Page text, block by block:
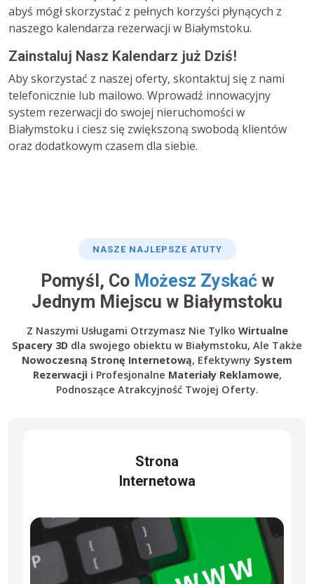
abyś mógł skorzystać z pełnych korzyści płynących z
naszego kalendarza rezerwacji w Białymstoku.
Zainstaluj Nasz Kalendarz już Dziś!
Aby skorzystać z naszej oferty, skontaktuj się z nami
telefonicznie lub mailowo. Wprowadź innowacyjny
system rezerwacji do swojej nieruchomości w
Białymstoku i ciesz się zwiększoną swobodą klientów
oraz dodatkowym czasem dla siebie.
NASZE NAJLEPSZE ATUTY
Pomyśl, Co Możesz Zyskaćw
Jednym Miejscu w Białymstoku
Z Naszymi Usługami Otrzymasz Nie Tylko Wirtualne
Spacery 3D dla swojego obiektu w Białymstoku, Ale Także
Nowoczesną Stronę Internetową, Efektywny System
Rezerwacjii Profesjonalne Materiały Reklamowe,
Podnoszące Atrakcyjność Twojej Oferty.
Strona
Internetowa